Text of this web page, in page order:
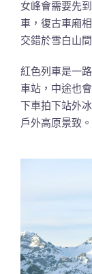
女峰會需要先
車，復古車廂
交錯於雪白山
紅色列車是一
車站，中途也
下車拍下站外
戶外高原景致。